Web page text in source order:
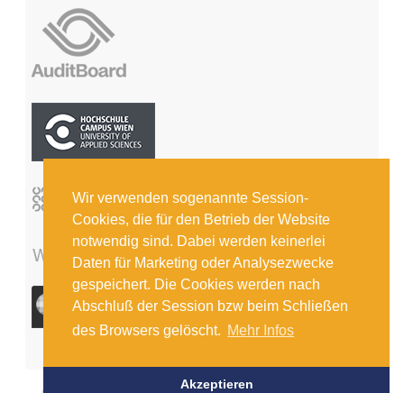
Wir verwenden sogenannte Session-
Cookies, die für den Betrieb der Website
notwendig sind. Dabei werden keinerlei
Daten für Marketing oder Analysezwecke
gespeichert. Die Cookies werden nach
Abschluß der Session bzw beim Schließen
des Browsers gelöscht. Mehr Infos
Akzeptieren